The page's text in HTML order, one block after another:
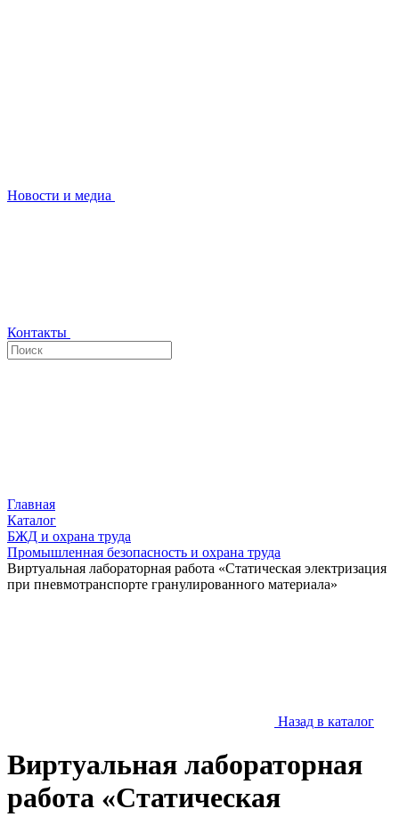
Новости и медиа
Контакты
Главная
Каталог
БЖД и охрана труда
Промышленная безопасность и охрана труда
Виртуальная лабораторная работа «Статическая электризация
при пневмотранспорте гранулированного материала»
Назад в каталог
Виртуальная лабораторная
работа «Статическая